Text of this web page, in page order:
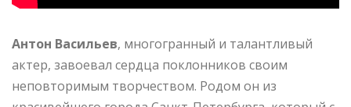
Антон Васильев, многогранный и талантливый
актер, завоевал сердца поклонников своим
неповторимым творчеством. Родом он из